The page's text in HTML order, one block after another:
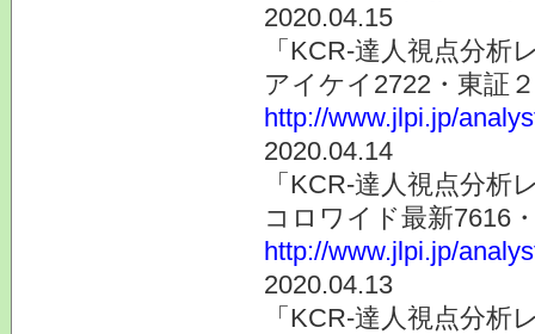
2020.04.15
「KCR-達人視点分析
アイケイ2722・東証
http://www.jlpi.jp/
2020.04.14
「KCR-達人視点分析
コロワイド最新7616
http://www.jlpi.jp/
2020.04.13
「KCR-達人視点分析